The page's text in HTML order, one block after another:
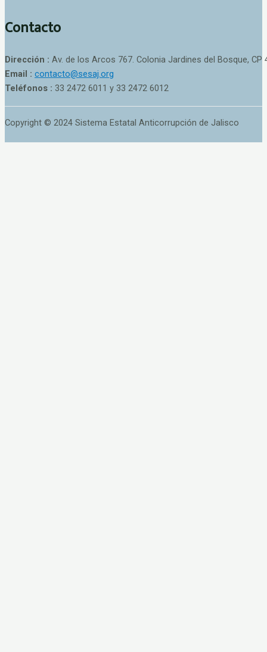
Contacto
Dirección : Av. de los Arcos 767. Colonia Jardines del Bosque, CP
Email : contacto@sesaj.org
Teléfonos : 33 2472 6011 y 33 2472 6012
Copyright © 2024 Sistema Estatal Anticorrupción de Jalisco